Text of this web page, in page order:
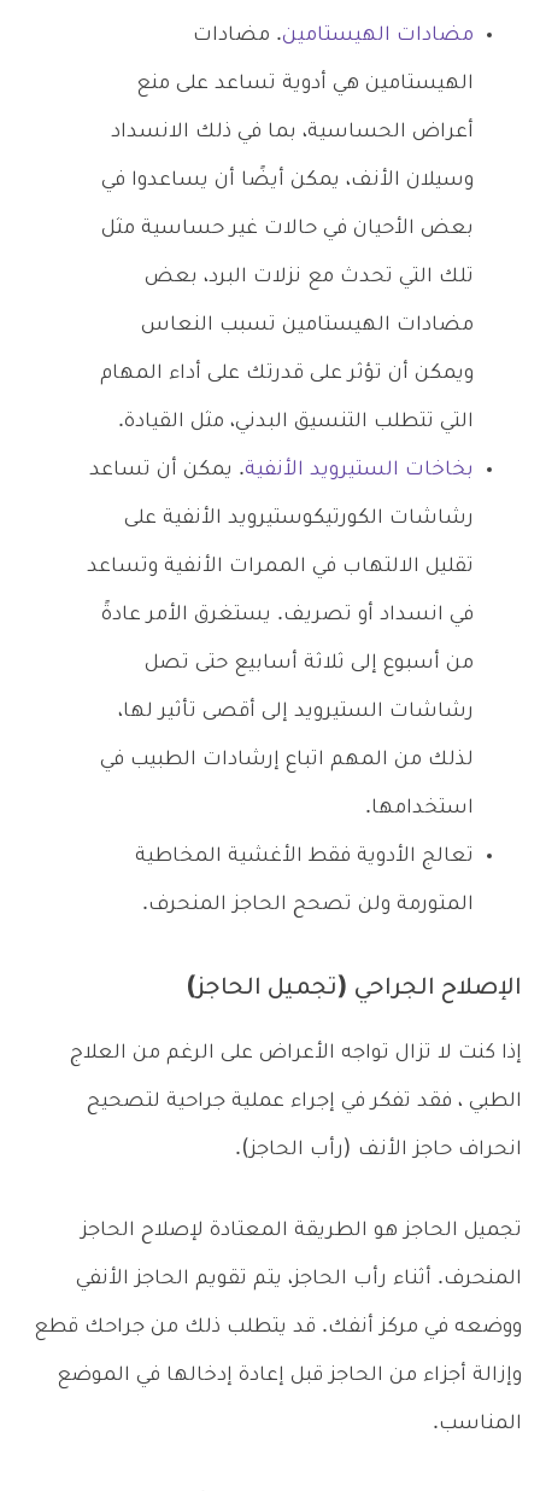
مضادات الهيستامين. مضادات
الهيستامين هي أدوية تساعد على منع
أعراض الحساسية، بما في ذلك الانسداد
وسيلان الأنف، يمكن أيضًا أن يساعدوا في
بعض الأحيان في حالات غير حساسية مثل
تلك التي تحدث مع نزلات البرد، بعض
مضادات الهيستامين تسبب النعاس
ويمكن أن تؤثر على قدرتك على أداء المهام
التي تتطلب التنسيق البدني، مثل القيادة.
بخاخات الستيرويد الأنفية. يمكن أن تساعد
رشاشات الكورتيكوستيرويد الأنفية على
تقليل الالتهاب في الممرات الأنفية وتساعد
في انسداد أو تصريف. يستغرق الأمر عادةً
من أسبوع إلى ثلاثة أسابيع حتى تصل
رشاشات الستيرويد إلى أقصى تأثير لها،
لذلك من المهم اتباع إرشادات الطبيب في
استخدامها.
تعالج الأدوية فقط الأغشية المخاطية
المتورمة ولن تصحح الحاجز المنحرف.
الإصلاح الجراحي (تجميل الحاجز)
إذا كنت لا تزال تواجه الأعراض على الرغم من العلاج
الطبي ، فقد تفكر في إجراء عملية جراحية لتصحيح
انحراف حاجز الأنف (رأب الحاجز).
تجميل الحاجز هو الطريقة المعتادة لإصلاح الحاجز
المنحرف. أثناء رأب الحاجز، يتم تقويم الحاجز الأنفي
ووضعه في مركز أنفك. قد يتطلب ذلك من جراحك قطع
وإزالة أجزاء من الحاجز قبل إعادة إدخالها في الموضع
المناسب.